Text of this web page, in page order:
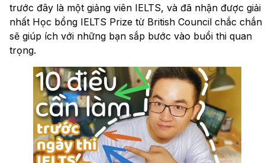
trước đây là một giảng viên IELTS, và đã nhận được giải
nhất Học bổng IELTS Prize từ British Council chắc chắn
sẽ giúp ích với những bạn sắp bước vào buổi thi quan
trọng.